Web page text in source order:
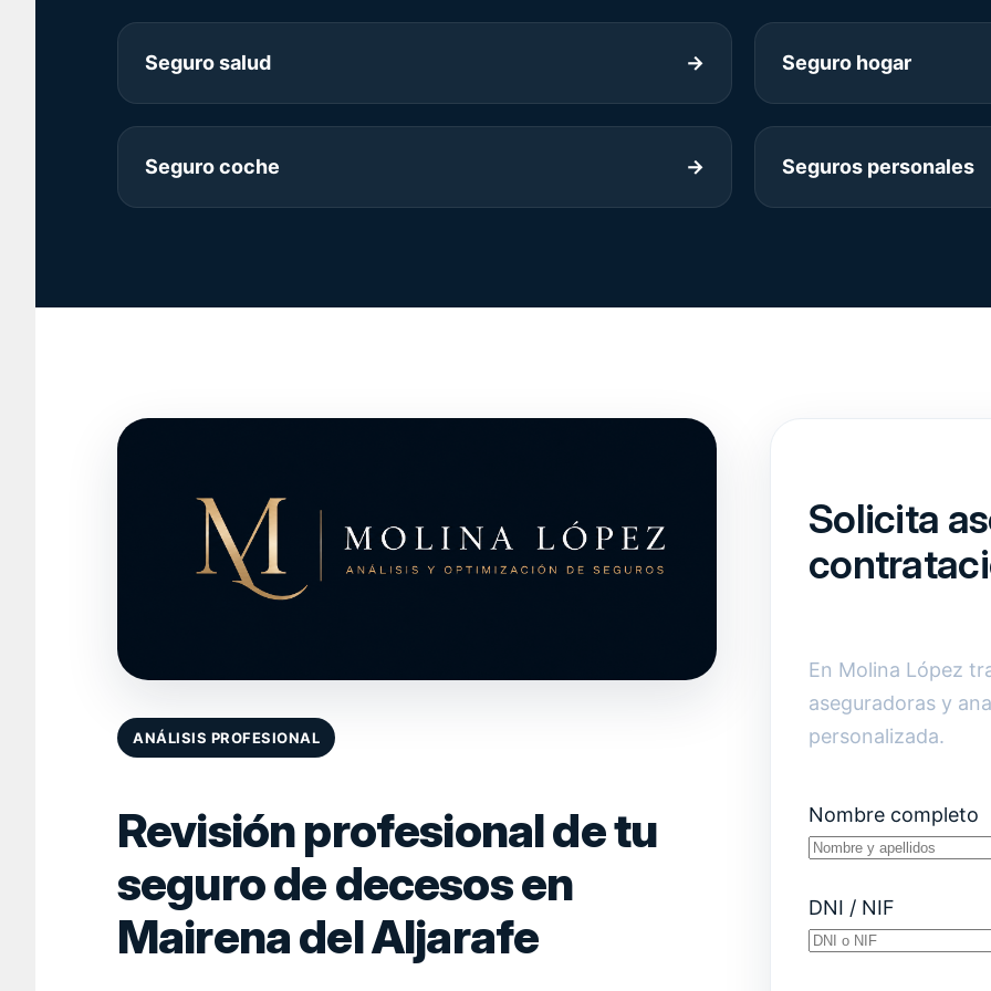
Seguro salud → Seguro hogar
Seguro coche → Seguros personales
ANÁLISIS PROFESIONAL
Revisión profesional de tu
seguro de decesos en
Mairena del Aljarafe
Solicita
En Molina López
aseguradoras y
personalizada.
Nombre completo
DNI / NIF